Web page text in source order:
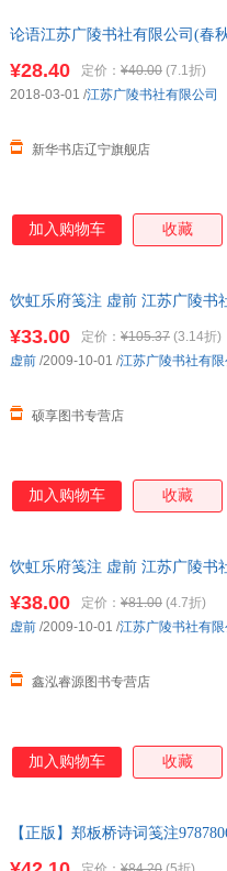
论语江苏广陵书社有限公司(春
¥28.40 定价： ¥40.00 (7.1折)
新华书店辽宁旗舰店
2018-03-01 /江苏广陵书社有限公司
加入购物车 收藏
饮虹乐府笺注 虚前 江苏广陵书
¥33.00 定价： ¥105.37 (3.14折)
硕享图书专营店
虚前 /2009-10-01 /江苏广陵书社有
加入购物车 收藏
饮虹乐府笺注 虚前 江苏广陵书
¥38.00 定价： ¥81.00 (4.7折)
鑫泓睿源图书专营店
虚前 /2009-10-01 /江苏广陵书社有
加入购物车 收藏
【正版】郑板桥诗词笺注